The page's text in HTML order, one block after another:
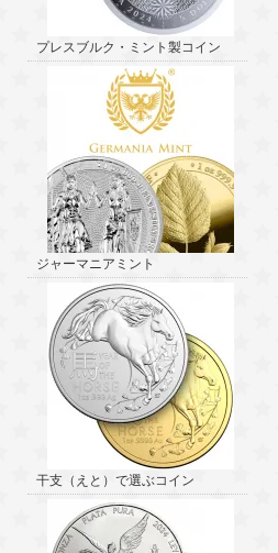
プレスブルク・ミント製コイン
ジャーマニアミント
干支（えと）で選ぶコイン